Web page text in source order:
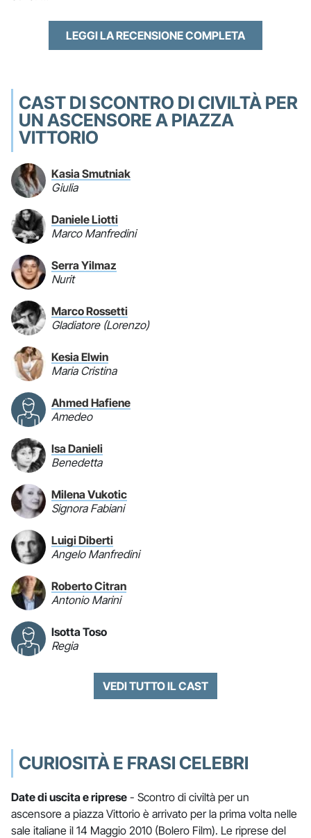
LEGGI LA RECENSIONE COMPLETA
CAST DI SCONTRO DI CIVILTÀ PER
UN ASCENSORE A PIAZZA
VITTORIO
Kasia Smutniak
Giulia
Daniele Liotti
Marco Manfredini
Serra Yilmaz
Nurit
Marco Rossetti
Gladiatore (Lorenzo)
Kesia Elwin
Maria Cristina
Ahmed Hafiene
Amedeo
Isa Danieli
Benedetta
Milena Vukotic
Signora Fabiani
Luigi Diberti
Angelo Manfredini
Roberto Citran
Antonio Marini
Isotta Toso
Regia
VEDI TUTTO IL CAST
CURIOSITÀ E FRASI CELEBRI
Date di uscita e riprese - Scontro di civiltà per un
ascensore a piazza Vittorio è arrivato per la prima volta nelle
sale italiane il 14 Maggio 2010 (Bolero Film). Le riprese del